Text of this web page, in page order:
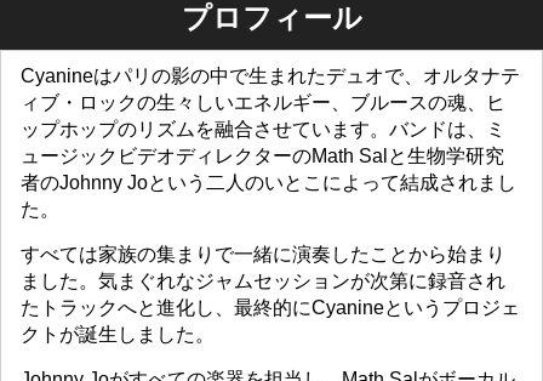
プロフィール
Cyanineはパリの影の中で生まれたデュオで、オルタナテ
ィブ・ロックの生々しいエネルギー、ブルースの魂、ヒ
ップホップのリズムを融合させています。バンドは、ミ
ュージックビデオディレクターのMath Salと生物学研究
者のJohnny Joという二人のいとこによって結成されまし
た。
すべては家族の集まりで一緒に演奏したことから始まり
ました。気まぐれなジャムセッションが次第に録音され
たトラックへと進化し、最終的にCyanineというプロジェ
クトが誕生しました。